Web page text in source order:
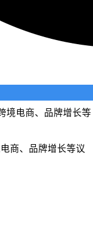
境电商、品牌增长等
商、品牌增长等议